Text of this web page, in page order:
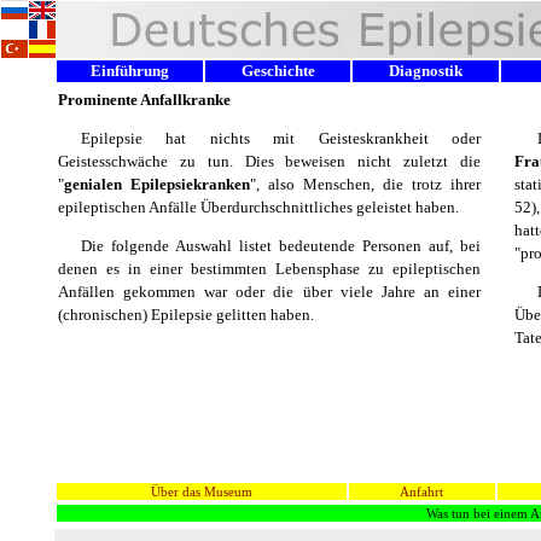
Einführung Geschichte Diagnostik
Prominente Anfallkranke
Epilepsie hat nichts mit Geisteskrankheit oder
Geistesschwäche zu tun. Dies beweisen nicht zuletzt die
"genialen Epilepsiekranken", also Menschen, die trotz ihrer
epileptischen Anfälle Überdurchschnittliches geleistet haben.
Die folgende Auswahl listet bedeutende Personen auf, bei
denen es in einer bestimmten Lebensphase zu epileptischen
Anfällen gekommen war oder die über viele Jahre an einer
(chronischen) Epilepsie gelitten haben.
Über das Museum
Anfahrt
Was tun bei einem